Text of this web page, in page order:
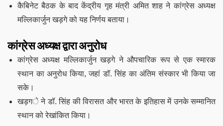
कैबिनेट बैठक के बाद केंद्रीय गृह मंत्री अमित शाह ने कांग्रेस अध्यक्ष
मल्लिकार्जुन खड़गे को यह निर्णय बताया।
कांग्रेस अध्यक्ष द्वारा अनुरोध
कांग्रेस अध्यक्ष मल्लिकार्जुन खड़गे ने औपचारिक रूप से एक स्मारक
स्थान का अनुरोध किया, जहां डॉ. सिंह का अंतिम संस्कार भी किया जा
सके।
खड़गे ने डॉ. सिंह की विरासत और भारत के इतिहास में उनके सम्मानित
स्थान को रेखांकित किया।